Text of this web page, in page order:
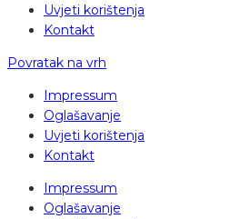
Uvjeti korištenja
Kontakt
Povratak na vrh
Impressum
Oglašavanje
Uvjeti korištenja
Kontakt
Impressum
Oglašavanje